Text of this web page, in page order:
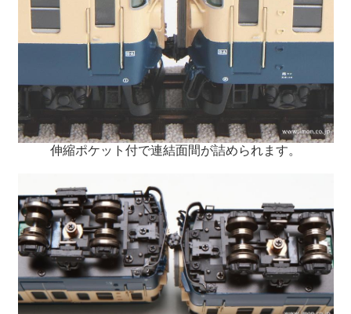
伸縮ポケット付で連結面間が詰められます。